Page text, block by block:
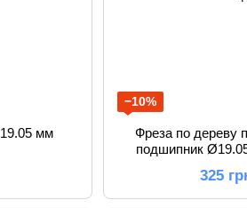
мм
−10%
Фреза по дереву
подшипник
325